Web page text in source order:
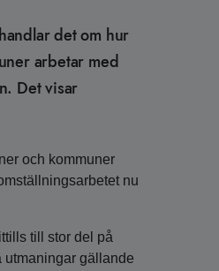
det om hur
arbetar med
Det visar
och kommuner
nu
till stor del på
utmaningar gällande